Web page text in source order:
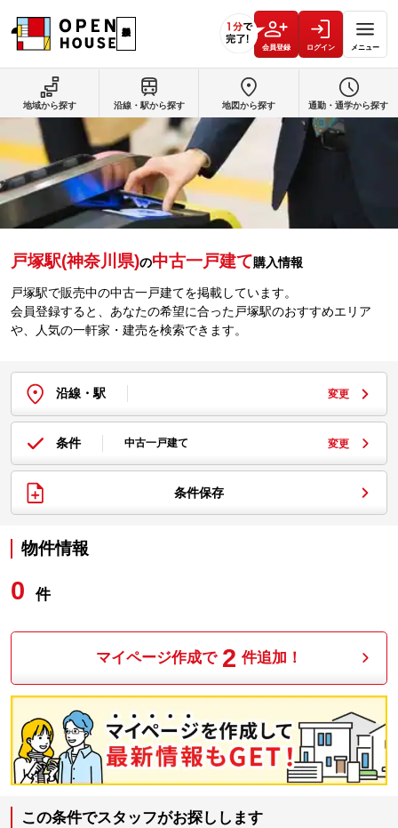
会員登録 ログイン メニュー
戸塚駅(神奈川県)の中古一戸建て購入情報
戸塚駅で販売中の中古一戸建てを掲載しています。
会員登録すると、あなたの希望に合った戸塚駅のおすすめエリア
や、人気の一軒家・建売を検索できます。
沿線・駅 変更
条件 中古一戸建て 変更
条件保存
物件情報
0 件
マイページ作成で 2 件追加！
この条件でスタッフがお探しします
地域から探す 沿線・駅から探す 地図から探す 通勤・通学から探す